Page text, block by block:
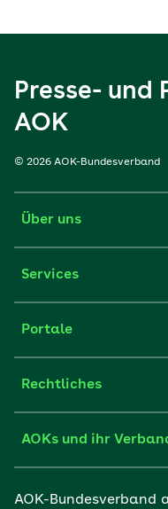
Presse-
AOK
© 2026 AOK-Bundesverband
Über uns
Services
Portale
Rechtliches
AOKs und ihr
AOK-Bundesverband